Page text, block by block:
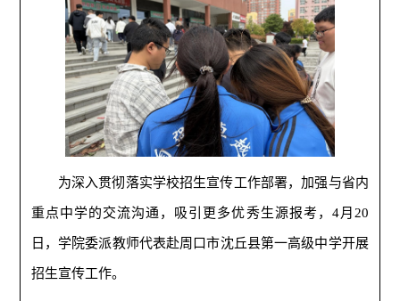
为深入贯彻落实学校招生宣传工作部署，加强与省内
重点中学的交流沟通，吸引更多优秀生源报考，4月20
日，学院委派教师代表赴周口市沈丘县第一高级中学开展
招生宣传工作。